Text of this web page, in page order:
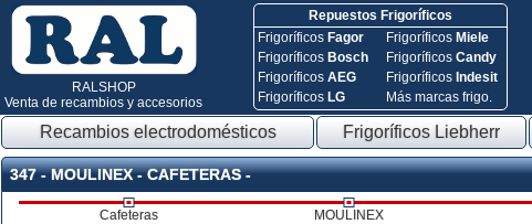
RALSHOP
Venta de recambios y accesorios
Repuestos Frigoríficos
Frigoríficos Fagor
Frigoríficos Bosch
FrigoríficosAEG
Frigoríficos LG
Frigoríficos Miele
FrigoríficosCandy
Frigoríficos Indesit
Más marcas frigo.
Recambios electrodomésticos Frigoríficos Liebherr
347 - MOULINEX - CAFETERAS -
Cafeteras MOULINEX